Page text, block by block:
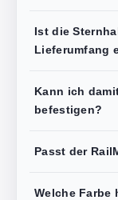
Ist die
Lieferumfang
Kann ich
befestigen?
Passt der
Welche Farbe